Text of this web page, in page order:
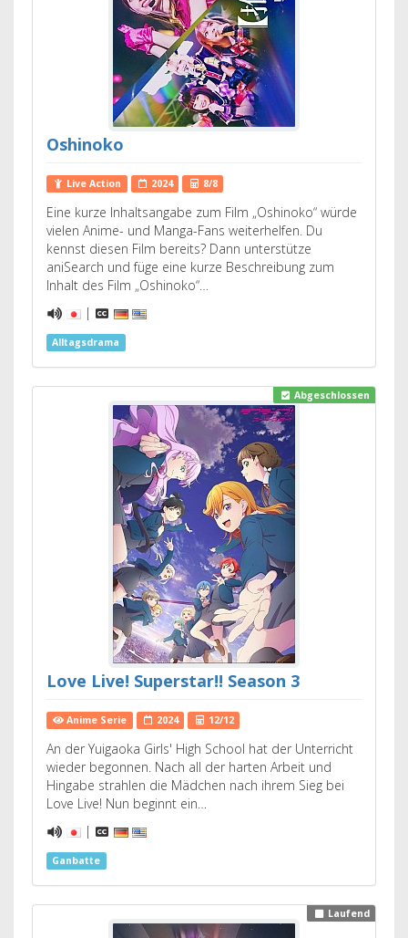
Oshinoko
Live Action 2024 8/8
Eine kurze Inhaltsangabe zum Film „Oshinoko“ würde
vielen Anime- und Manga-Fans weiterhelfen. Du
kennst diesen Film bereits? Dann unterstütze
aniSearch und füge eine kurze Beschreibung zum
Inhalt des Film „Oshinoko“…
|
Alltagsdrama
Abgeschlossen
Love Live! Superstar!! Season 3
Anime Serie 2024 12/12
An der Yuigaoka Girls' High School hat der Unterricht
wieder begonnen. Nach all der harten Arbeit und
Hingabe strahlen die Mädchen nach ihrem Sieg bei
Love Live! Nun beginnt ein…
|
Ganbatte
Laufend